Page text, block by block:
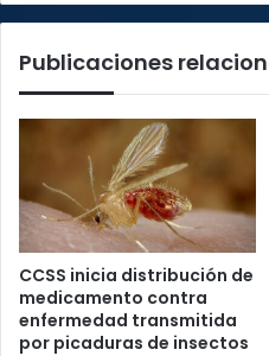
Publicaciones
CCSS inicia distribución de
medicamento contra
enfermedad transmitida
por picaduras de insectos